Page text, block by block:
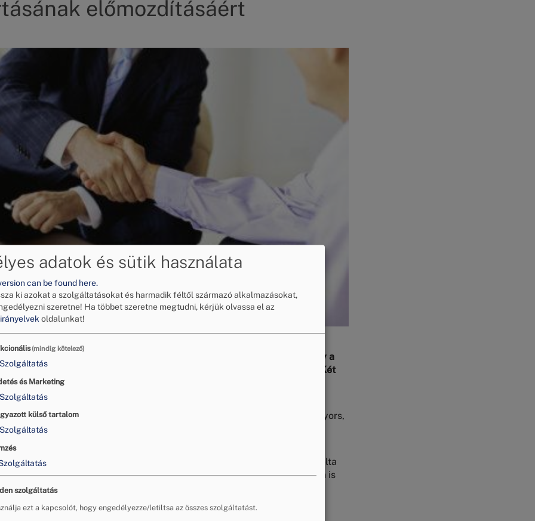
előmozdításáért
Testület közzéteszi a fogyasztóbarát vállalkozások nevét azért, hogy a
tudjanak, hol érdemes vásárolni vagy épp szolgáltatást igénybe venni. Két
is közzétételre kerül, amellyel elő kívánjuk segíteni a vállalkozások
és a fogyasztói tudatosságát javítását.
hozza egyrészt azon cégek nevét, amelyek készek voltak a vita gyors,
békéltető testületi eljárásban és egyezséget kötöttek.
.pdf
hozzuk azon cégeket is, amelyek esetében a fogyasztó maga igazolta
nem kötelező erejű ajánlások teljesítését és a vállalkozás az eljárásban is
Testülettel. A teljesített ajánlások pedig itt érhetők el:
teljesitok 2022.pdf
adatok és sütik használata
can be found here.
ki azokat a szolgáltatásokat és harmadik féltől származó alkalmazásokat,
szeretne! Ha többet szeretne megtudni, kérjük olvassa el az
oldalunkat!
(mindig kötelező)
Szolgáltatás
és Marketing
Szolgáltatás
külső tartalom
Szolgáltatás
szolgáltatás
ezt a kapcsolót, hogy engedélyezze/letiltsa az összes szolgáltatást.